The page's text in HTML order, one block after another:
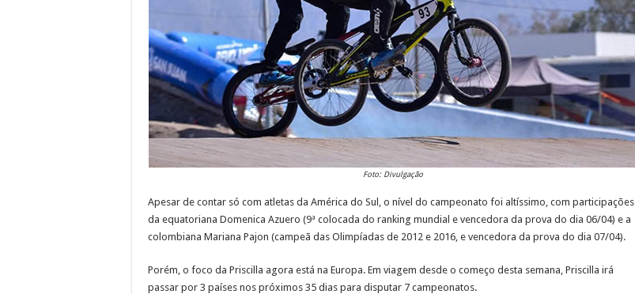
Foto: Divulgação
Apesar de contar só com atletas da América do Sul, o nível do campeonato foi altíssimo, com participações
da equatoriana Domenica Azuero (9ª colocada do ranking mundial e vencedora da prova do dia 06/04) e a
colombiana Mariana Pajon (campeã das Olimpíadas de 2012 e 2016, e vencedora da prova do dia 07/04).
Porém, o foco da Priscilla agora está na Europa. Em viagem desde o começo desta semana, Priscilla irá
passar por 3 países nos próximos 35 dias para disputar 7 campeonatos.